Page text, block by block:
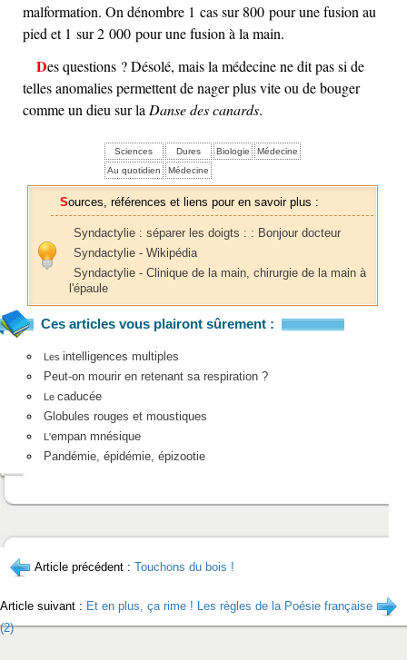
malformation. On dénombre 1 cas sur 800 pour une fusion au
pied et 1 sur 2 000 pour une fusion à la main.
Des questions ? Désolé, mais la médecine ne dit pas si de
telles anomalies permettent de nager plus vite ou de bouger
comme un dieu sur la Danse des canards.
Sciences Dures Biologie
Médecine
Au quotidien
Médecine
Sources, références et liens pour en savoir plus :
Syndactylie : séparer les doigts : : Bonjour docteur
Syndactylie - Wikipédia
Syndactylie - Clinique de la main, chirurgie de la main à
l'épaule
Ces articles vous plairont sûrement :
Les intelligences multiples
Peut-on mourir en retenant sa respiration ?
Le caducée
Globules rouges et moustiques
L'empan mnésique
Pandémie, épidémie, épizootie
Article précédent : Touchons du bois !
Article suivant : Et en plus, ça rime ! Les règles de la Poésie française
(2)